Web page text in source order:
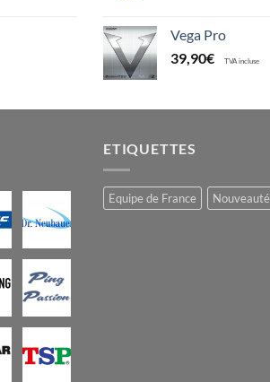
Vega Pro
39,90€ TVA incluse
ETIQUETTES
Equipe de France Nouveauté